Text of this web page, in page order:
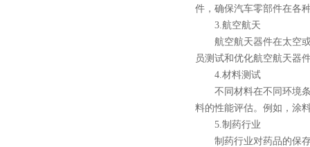
件，确保汽车零部件在各
3.航空航天
航空航天器件在太空或
员测试和优化航空航天器
4.材料测试
不同材料在不同环境条
料的性能评估。例如，涂
5.制药行业
制药行业对药品的保存